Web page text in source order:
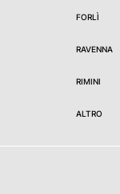
FORLÌ
RAVENNA
RIMINI
ALTRO